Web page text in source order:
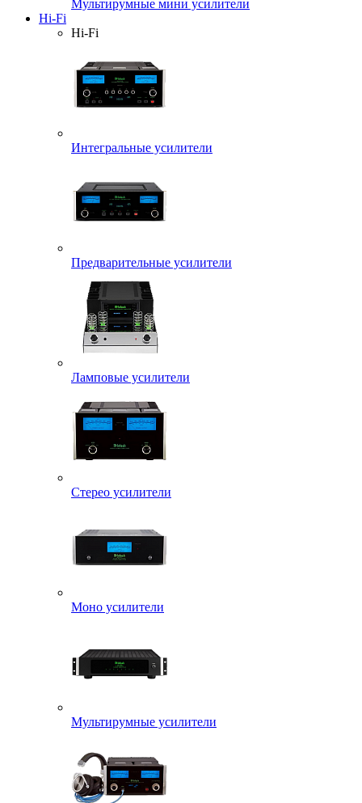
Мультирумные мини усилители
Hi-Fi
Hi-Fi
Интегральные усилители
Предварительные усилители
Ламповые усилители
Стерео усилители
Моно усилители
Мультирумные усилители